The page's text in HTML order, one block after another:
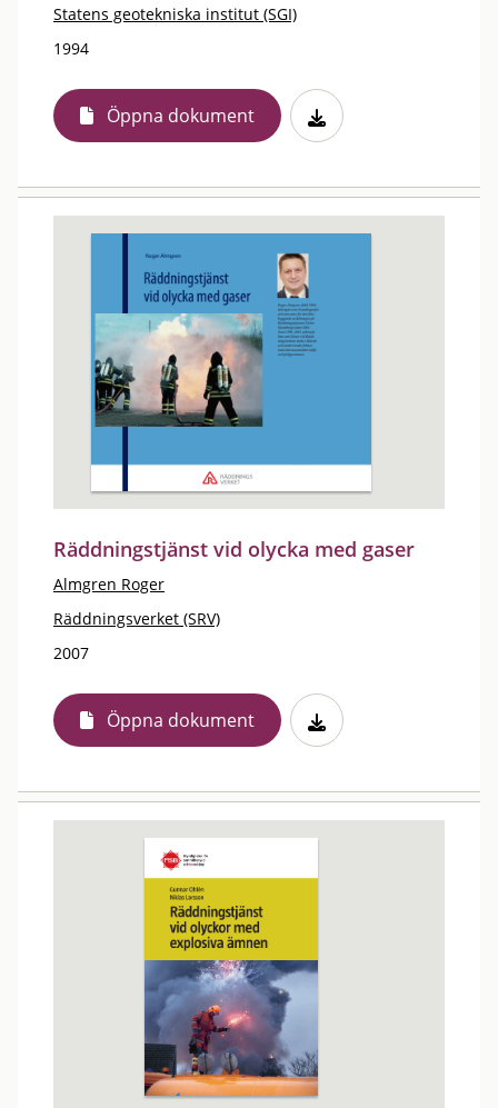
Statens geotekniska institut (SGI)
1994
Öppna dokument
Räddningstjänst vid olycka med gaser
Almgren Roger
Räddningsverket (SRV)
2007
Öppna dokument